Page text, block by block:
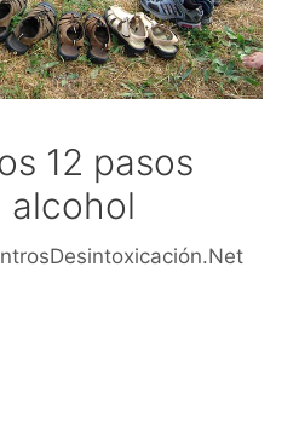
12 pasos
alcohol